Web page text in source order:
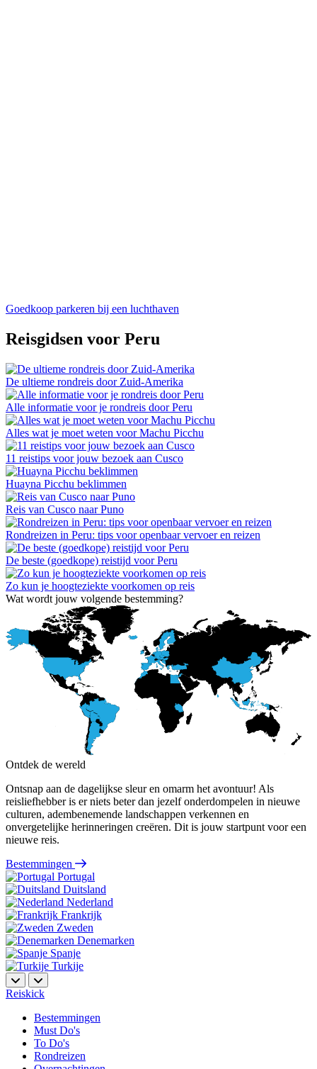
Goedkoop parkeren bij een luchthaven
Reisgidsen voor Peru
De ultieme rondreis door Zuid-Amerika
Alle informatie voor je rondreis door Peru
Alles wat je moet weten voor Machu Picchu
11 reistips voor jouw bezoek aan Cusco
Huayna Picchu beklimmen
Reis van Cusco naar Puno
Rondreizen in Peru: tips voor openbaar vervoer en reizen
De beste (goedkope) reistijd voor Peru
Zo kun je hoogteziekte voorkomen op reis
Wat wordt jouw volgende bestemming?
Ontdek de wereld
Ontsnap aan de dagelijkse sleur en omarm het avontuur! Als
reisliefhebber is er niets beter dan jezelf onderdompelen in nieuwe
culturen, adembenemende landschappen verkennen en
onvergetelijke herinneringen creëren. Dit is jouw startpunt voor een
nieuwe reis.
Bestemmingen
Portugal
Duitsland
Nederland
Frankrijk
Zweden
Denemarken
Spanje
Turkije
Reiskick
Bestemmingen
Must Do's
To Do's
Rondreizen